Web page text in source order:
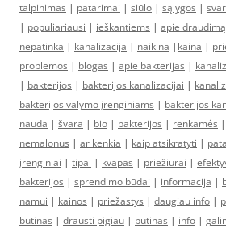
talpinimas | patarimai | siūlo | sąlygos |
| populiariausi | ieškantiems | apie draudimą
nepatinka | kanalizacija | naikina | kaina |
problemos | blogas | apie bakterijas |
| bakterijos | bakterijos kanalizacijai |
bakterijos valymo įrenginiams | bakterijos
nauda | švara | bio | bakterijos | renkamės |
nemalonus | ar kenkia | kaip atsikratyti |
įrenginiai | tipai | kvapas | priežiūrai |
bakterijos | sprendimo būdai | informacija |
namui | kainos | priežastys | daugiau info |
būtinas | drausti pigiau | būtinas | info |